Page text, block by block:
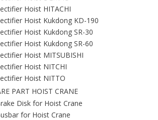
Hoist HITACHI
Hoist Kukdong KD-190
Hoist Kukdong SR-30
Hoist Kukdong SR-60
Hoist MITSUBISHI
Hoist NITCHI
Hoist NITTO
PART HOIST CRANE
Disk for Hoist Crane
for Hoist Crane